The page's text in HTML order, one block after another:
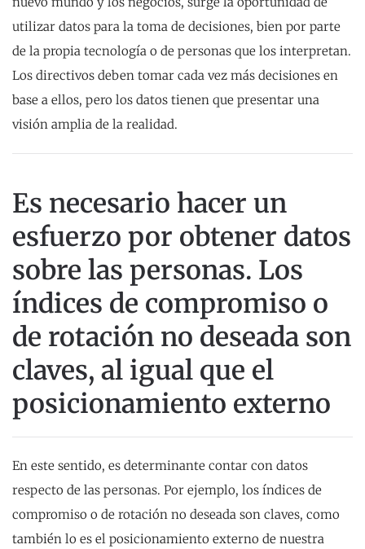
utilizar datos para la toma de decisiones, bien por parte
de la propia tecnología o de personas que los interpretan.
Los directivos deben tomar cada vez más decisiones en
base a ellos, pero los datos tienen que presentar una
visión amplia de la realidad.
Es necesario hacer un
esfuerzo por obtener datos
sobre las personas. Los
índices de compromiso o
de rotación no deseada son
claves, al igual que el
posicionamiento externo
En este sentido, es determinante contar con datos
respecto de las personas. Por ejemplo, los índices de
compromiso o de rotación no deseada son claves, como
también lo es el posicionamiento externo de nuestra